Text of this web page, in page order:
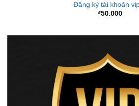
Đăng ký tài khoản
₫50.000